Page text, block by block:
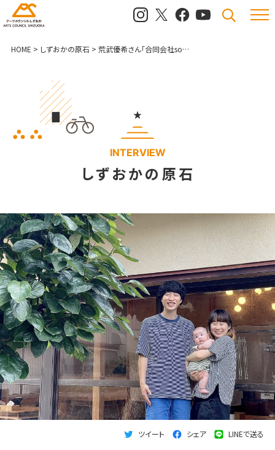
メニュ
検索
HOME > しずおかの原石> 荒武優希さん「合同会社so-an」代表社員
INTERVIEW
しずおかの原石
代表社員・荒武優希さん
ツイート シェア LINEで送る